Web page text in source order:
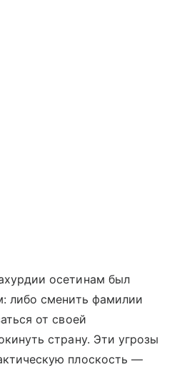
осетинам был
либо сменить фамилии
от своей
страну. Эти угрозы
плоскость —